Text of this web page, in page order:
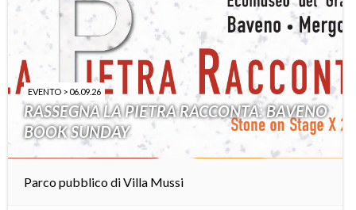
EVENTO > 06.09.26
RASSEGNA LA PIETRA RACCONTA: BAVENO
BOOK SUNDAY
Parco pubblico di Villa Mussi